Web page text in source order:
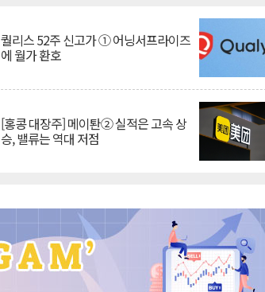
퀄리스 52주 신고가 ① 어닝서프라이즈
에 월가 환호
[홍콩 대장주] 메이퇀② 실적은 고속 상
승, 밸류는 역대 저점